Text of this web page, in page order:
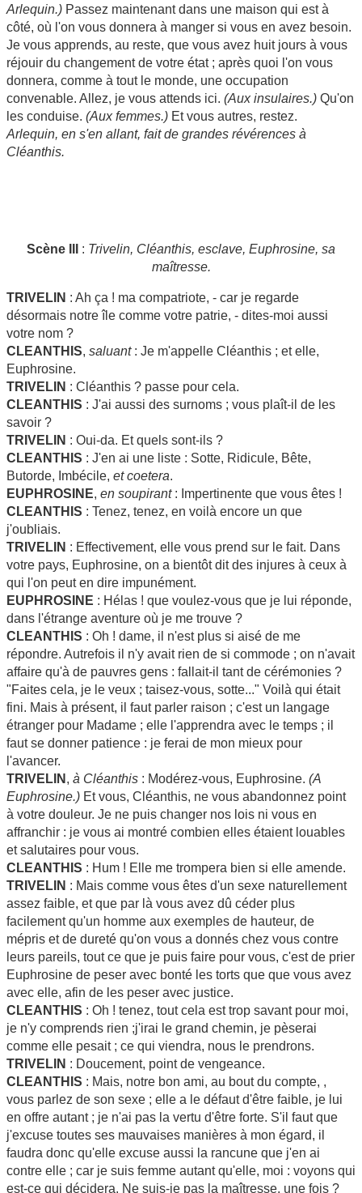
Arlequin.) Passez maintenant dans une maison qui est à
côté, où l'on vous donnera à manger si vous en avez besoin.
Je vous apprends, au reste, que vous avez huit jours à vous
réjouir du changement de votre état ; après quoi l'on vous
donnera, comme à tout le monde, une occupation
convenable. Allez, je vous attends ici. (Aux insulaires.) Qu'on
les conduise. (Aux femmes.) Et vous autres, restez.
Arlequin, en s'en allant, fait de grandes révérences à
Cléanthis.
Scène III : Trivelin, Cléanthis, esclave, Euphrosine, sa
maîtresse.
TRIVELIN : Ah ça ! ma compatriote, - car je regarde
désormais notre île comme votre patrie, - dites-moi aussi
votre nom ?
CLEANTHIS, saluant: Je m'appelle Cléanthis ; et elle,
Euphrosine.
TRIVELIN : Cléanthis ? passe pour cela.
CLEANTHIS : J'ai aussi des surnoms ; vous plaît-il de les
savoir ?
TRIVELIN : Oui-da. Et quels sont-ils ?
CLEANTHIS : J'en ai une liste : Sotte, Ridicule, Bête,
Butorde, Imbécile, et coetera.
EUPHROSINE, en soupirant: Impertinente que vous êtes !
CLEANTHIS : Tenez, tenez, en voilà encore un que
j'oubliais.
TRIVELIN : Effectivement, elle vous prend sur le fait. Dans
votre pays, Euphrosine, on a bientôt dit des injures à ceux à
qui l'on peut en dire impunément.
EUPHROSINE : Hélas ! que voulez-vous que je lui réponde,
dans l'étrange aventure où je me trouve ?
CLEANTHIS : Oh ! dame, il n'est plus si aisé de me
répondre. Autrefois il n'y avait rien de si commode ; on n'avait
affaire qu'à de pauvres gens : fallait-il tant de cérémonies ?
"Faites cela, je le veux ; taisez-vous, sotte..." Voilà qui était
fini. Mais à présent, il faut parler raison ; c'est un langage
étranger pour Madame ; elle l'apprendra avec le temps ; il
faut se donner patience : je ferai de mon mieux pour
l'avancer.
TRIVELIN , à Cléanthis : Modérez-vous, Euphrosine. (A
Euphrosine.) Et vous, Cléanthis, ne vous abandonnez point
à votre douleur. Je ne puis changer nos lois ni vous en
affranchir : je vous ai montré combien elles étaient louables
et salutaires pour vous.
CLEANTHIS : Hum ! Elle me trompera bien si elle amende.
TRIVELIN : Mais comme vous êtes d'un sexe naturellement
assez faible, et que par là vous avez dû céder plus
facilement qu'un homme aux exemples de hauteur, de
mépris et de dureté qu'on vous a donnés chez vous contre
leurs pareils, tout ce que je puis faire pour vous, c'est de prier
Euphrosine de peser avec bonté les torts que que vous avez
avec elle, afin de les peser avec justice.
CLEANTHIS : Oh ! tenez, tout cela est trop savant pour moi,
je n'y comprends rien ;j'irai le grand chemin, je pèserai
comme elle pesait ; ce qui viendra, nous le prendrons.
TRIVELIN : Doucement, point de vengeance.
CLEANTHIS : Mais, notre bon ami, au bout du compte, ,
vous parlez de son sexe ; elle a le défaut d'être faible, je lui
en offre autant ; je n'ai pas la vertu d'être forte. S'il faut que
j'excuse toutes ses mauvaises manières à mon égard, il
faudra donc qu'elle excuse aussi la rancune que j'en ai
contre elle ; car je suis femme autant qu'elle, moi : voyons qui
est-ce qui décidera. Ne suis-je pas la maîtresse, une fois ?